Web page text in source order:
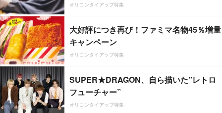
オリコンタイアップ特集
大好評につき再び！ファミマ名物45％増量
キャンペーン
オリコンタイアップ特集
SUPER★DRAGON、自ら描いた”レトロ
フューチャー”
オリコンタイアップ特集